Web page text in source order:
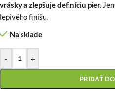
vrásky a zlepšuje definíciu pier.
lepivého finišu.
Na sklade
- +
PRIDAŤ